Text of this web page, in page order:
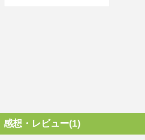
感想・レビュー(1)